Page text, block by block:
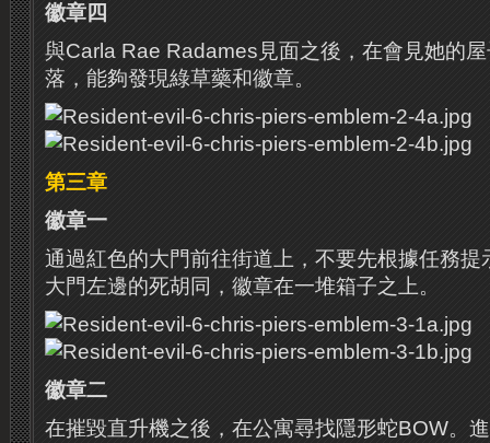
徽章四
與Carla Rae Radames見面之後，在會見她的
落，能夠發現綠草藥和徽章。
第三章
徽章一
通過紅色的大門前往街道上，不要先根據任務提
大門左邊的死胡同，徽章在一堆箱子之上。
徽章二
在摧毀直升機之後，在公寓尋找隱形蛇BOW。